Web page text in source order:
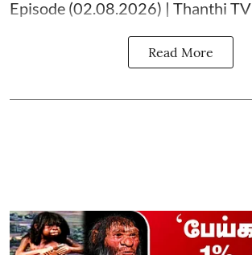
Episode (02.08.2026) | Thanthi TV
Read More